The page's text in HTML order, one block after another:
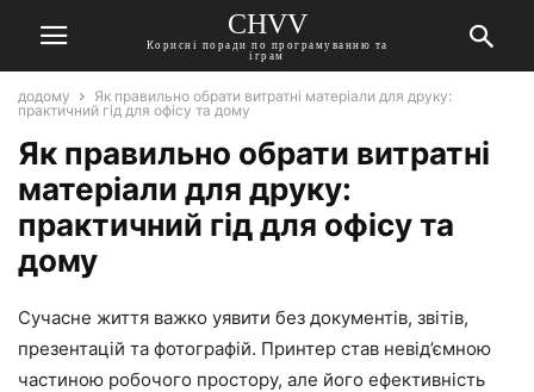
CHVV
Корисні поради по програмуванню та
іграм
додому
Як правильно обрати витратні матеріали для друку:
практичний гід для офісу та дому
Як правильно обрати витратні
матеріали для друку:
практичний гід для офісу та
дому
Сучасне життя важко уявити без документів, звітів,
презентацій та фотографій. Принтер став невід’ємною
частиною робочого простору, але його ефективність